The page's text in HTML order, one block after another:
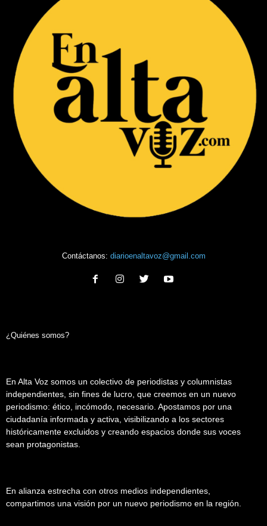
Contáctanos: diarioenaltavoz@gmail.com
¿Quiénes somos?
En Alta Voz somos un colectivo de periodistas y columnistas
independientes, sin fines de lucro, que creemos en un nuevo
periodismo: ético, incómodo, necesario. Apostamos por una
ciudadanía informada y activa, visibilizando a los sectores
históricamente excluidos y creando espacios donde sus voces
sean protagonistas.
En alianza estrecha con otros medios independientes,
compartimos una visión por un nuevo periodismo en la región.